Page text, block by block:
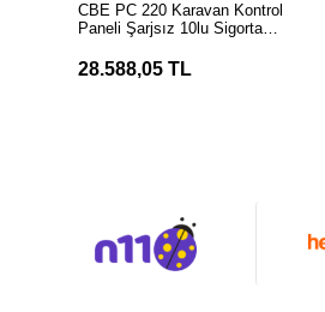
CBE PC 220 Karavan Kontrol
Paneli Şarjsız 10lu Sigorta
28.588,05 TL